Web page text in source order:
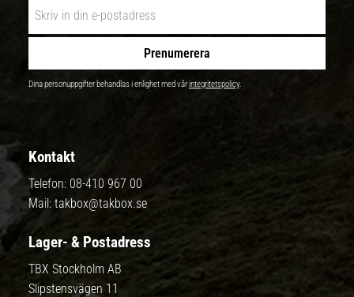
Prenumerera
Dina personuppgifter behandlas i enlighet med vårintegritetspolicy.
Kontakt
Telefon: 08-410 967 00
Mail: takbox@takbox.se
Lager- & Postadress
TBX Stockholm AB
Slipstensvägen 11